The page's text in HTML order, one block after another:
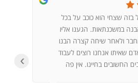
בזה שצחי הוא כוכב על בכל
במשכנתאות. הגענו אליו
ולאחר שיחה קצרה הבנו
שאיתו אנחנו רוצים לעבוד
החשובים בחיינו. אין פה
‹